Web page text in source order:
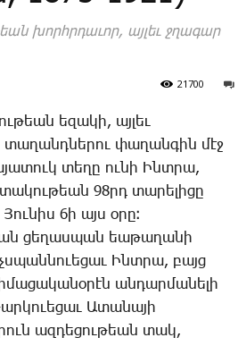
խորհր­դա­ւոր, այ­լեւ ջղա­գար
21700
ե­զա­կի, այ­լեւ
փա­ղան­գին մէջ
տե­ղը ու­նի Ինտ­րա,
98րդ ­տա­րե­լի­ցը
­Յու­նիս 6ի այս օ­րը։
ցե­ղաս­պան եա­թա­ղա­նի
Ինտ­րա, բայց
ան­դար­մա­նե­լի
Ա­տա­նա­յի
ազ­դե­ցու­թեան տակ,